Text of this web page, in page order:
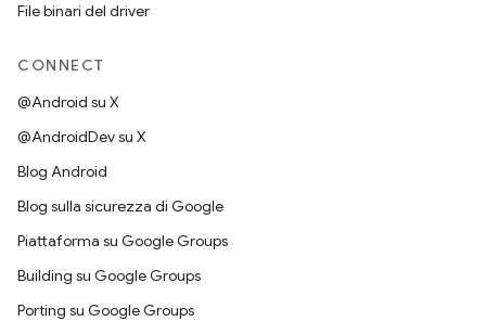
File binari del driver
CONNECT
@Android su X
@AndroidDev su X
Blog Android
Blog sulla sicurezza di Google
Piattaforma su Google Groups
Building su Google Groups
Porting su Google Groups